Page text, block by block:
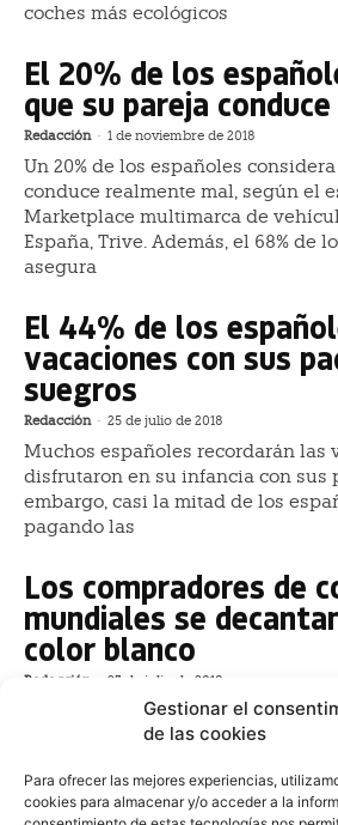
Gestionar el
de las cookies
Para ofrecer las mejores experiencias,
cookies para almacenar y/o acceder a la
coches más ecológicos
El 20% de los
que su pareja
Redacción - 1 de noviembre de 2018
Un 20% de los españoles
conduce realmente mal, según el
Marketplace multimarca de
España, Trive. Además, el 68% de
asegura
El 44% de los
vacaciones con sus
suegros
Redacción - 25 de julio de 2018
Muchos españoles recordarán las
disfrutaron en su infancia con sus
embargo, casi la mitad de los
pagando las
Los compradores de
mundiales se
color blanco
Redacción 23 de julio de 2018
Los conductores españoles
comparación con el resto del
Automotive Color Trends 2017/2018